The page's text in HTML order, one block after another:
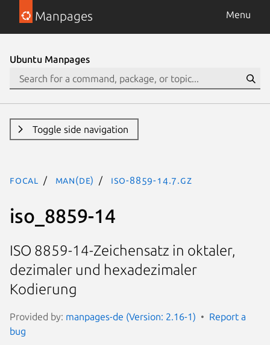
Manpages Menu
Ubuntu Manpages
Toggle side navigation
focal man(de) iso-8859-14.7.gz
iso_8859-14
ISO 8859-14-Zeichensatz in oktaler,
dezimaler und hexadezimaler
Kodierung
Provided by: manpages-de (Version: 2.16-1)
Report a
bug